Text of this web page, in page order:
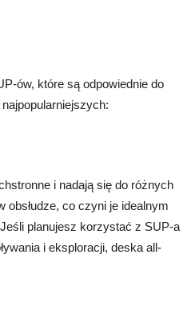
ów, które są odpowiednie do
i nadają się do różnych
obsłudze, co czyni je idealnym
planujesz korzystać z SUP-a
i eksploracji, deska all-